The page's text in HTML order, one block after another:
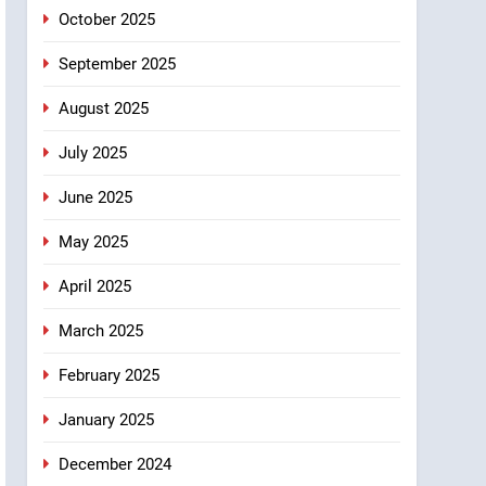
October 2025
September 2025
August 2025
July 2025
June 2025
May 2025
April 2025
March 2025
February 2025
January 2025
December 2024